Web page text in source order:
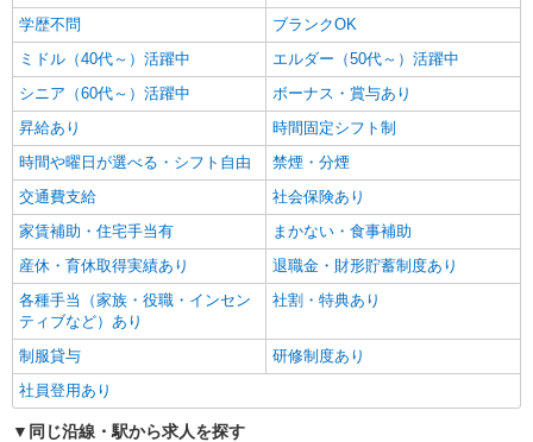
学歴不問
ブランクOK
ミドル（40代～）活躍中
エルダー（50代～）活躍中
シニア（60代～）活躍中
ボーナス・賞与あり
昇給あり
時間固定シフト制
時間や曜日が選べる・シフト自由
禁煙・分煙
交通費支給
社会保険あり
家賃補助・住宅手当有
まかない・食事補助
産休・育休取得実績あり
退職金・財形貯蓄制度あり
各種手当（家族・役職・インセン
ティブなど）あり
社割・特典あり
制服貸与
研修制度あり
社員登用あり
同じ沿線・駅から求人を探す